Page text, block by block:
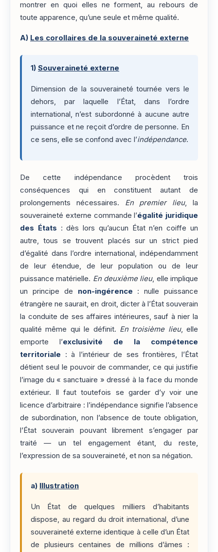
montrer en quoi elles ne forment, au rebours de
toute apparence, qu’une seule et même qualité.
A) Les corollaires de la souveraineté externe
1) Souveraineté externe
Dimension de la souveraineté tournée vers le
dehors, par laquelle l’État, dans l’ordre
international, n’est subordonné à aucune autre
puissance et ne reçoit d’ordre de personne. En
ce sens, elle se confond avec l’indépendance.
De cette indépendance procèdent trois
conséquences qui en constituent autant de
prolongements nécessaires. En premier lieu, la
souveraineté externe commande l’égalité juridique
des États : dès lors qu’aucun État n’en coiffe un
autre, tous se trouvent placés sur un strict pied
d’égalité dans l’ordre international, indépendamment
de leur étendue, de leur population ou de leur
puissance matérielle. En deuxième lieu, elle implique
un principe de non-ingérence : nulle puissance
étrangère ne saurait, en droit, dicter à l’État souverain
la conduite de ses affaires intérieures, sauf à nier la
qualité même qui le définit. En troisième lieu, elle
emporte l’exclusivité de la compétence
territoriale : à l’intérieur de ses frontières, l’État
détient seul le pouvoir de commander, ce qui justifie
l’image du « sanctuaire » dressé à la face du monde
extérieur. Il faut toutefois se garder d’y voir une
licence d’arbitraire : l’indépendance signifie l’absence
de subordination, non l’absence de toute obligation,
l’État souverain pouvant librement s’engager par
traité — un tel engagement étant, du reste,
l’expression de sa souveraineté, et non sa négation.
a) Illustration
Un État de quelques milliers d’habitants
dispose, au regard du droit international, d’une
souveraineté externe identique à celle d’un État
de plusieurs centaines de millions d’âmes :